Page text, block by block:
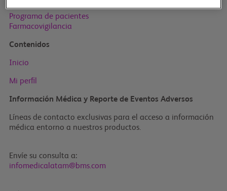
Sensibilización de la enfermedad
Programa de pacientes
Farmacovigilancia
Contenidos
Inicio
Mi perﬁl
Información Médica y Reporte de Eventos Adversos
Líneas de contacto exclusivas para el acceso a información
médica entorno a nuestros productos.
Envíe su consulta a:
infomedicalatam@bms.com